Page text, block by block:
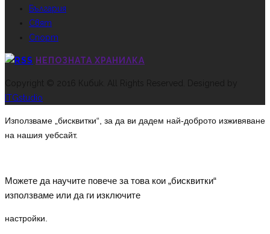
България
Свят
Спорт
НЕПОЗНАТА ХРАНИЛКА
Copyright © 2016 Кибик. All Rights Reserved. Designed by
ITGstudio
Използваме „бисквитки“, за да ви дадем най-доброто изживяване
на нашия уебсайт.
Можете да научите повече за това кои „бисквитки“
използваме или да ги изключите
настройки.